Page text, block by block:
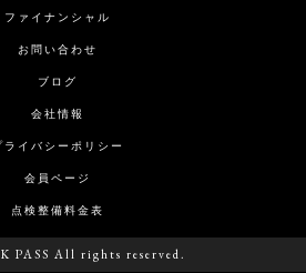
ファイナンシャル
お問い合わせ
ブログ
会社情報
ライバシーポリシー
会員ページ
点検整備料金表
PASS All rights reserved.